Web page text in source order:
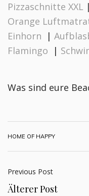
Pizzaschnitte XXL |
Orange
Einhorn
|
Flamingo
|
Was sind eure
HOME OF HAPPY
Previous Post
Älterer Post